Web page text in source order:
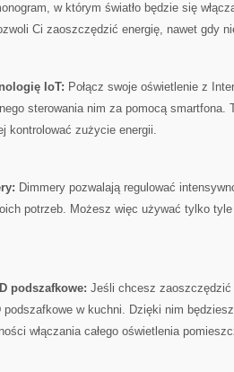
w którym ‌światło będzie się
Ci zaoszczędzić⁤ energię, nawet gdy
IoT: ​Połącz swoje oświetlenie z
sterowania nim za pomocą smartfona.
kontrolować zużycie energii.
Dimmery ⁣pozwalają regulować
potrzeb. ⁤Możesz ⁤więc używać tylko
podszafkowe: Jeśli chcesz
w kuchni. Dzięki nim
włączania całego oświetlenia⁢